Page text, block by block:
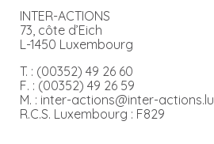
INTER-ACTIONS
73, côte d’Eich
L-1450 Luxembourg
T. : (00352) 49 26 60
F. : (00352) 49 26 59
M. : inter-actions@inter-actions.lu
R.C.S. Luxembourg : F829